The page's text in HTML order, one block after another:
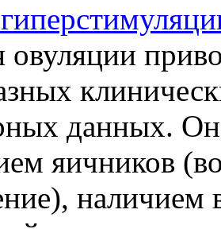
данных. Он
яичников